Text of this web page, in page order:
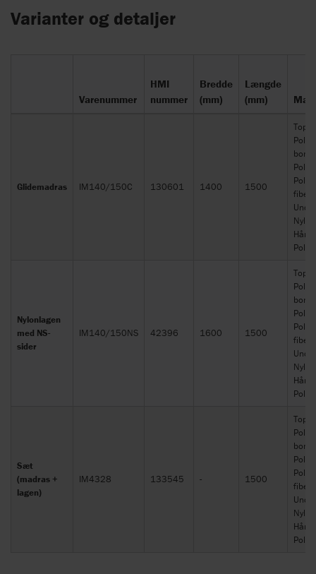
Varianter og detaljer
Varenummer
HMI
nummer
Bredde
(mm)
Længde
(mm)
Glidemadras IM140/150C 130601 1400 1500
Top:
fiber.
Nylonlagen
med NS-
sider
IM140/150NS 42396 1600 1500
Top:
fiber.
Sæt
(madras +
lagen)
IM4328 133545 - 1500
Top:
fiber.